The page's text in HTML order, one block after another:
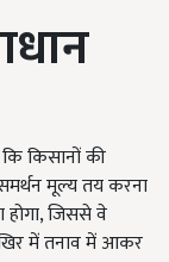
किसानों की
मूल्य तय करना
जिससे वे
में तनाव में आकर